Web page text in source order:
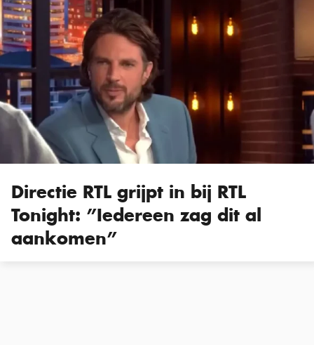
Directie RTL grijpt in bij RTL
Tonight: ”Iedereen zag dit al
aankomen”